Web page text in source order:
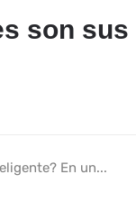
son sus
En un...